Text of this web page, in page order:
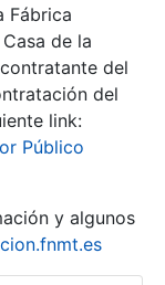
Fábrica
de la
del
del
link:
Público
y algunos